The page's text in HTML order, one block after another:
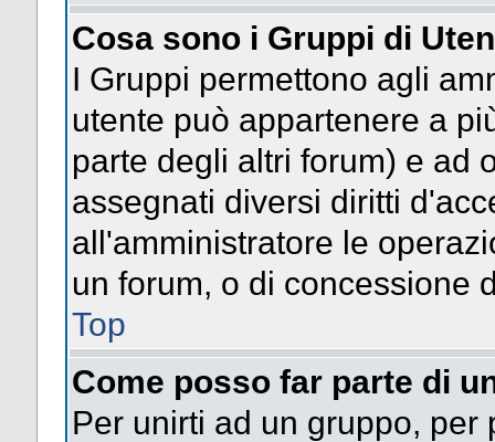
Cosa sono i Gruppi di
I Gruppi permettono agli
utente può appartenere a
parte degli altri forum) e ad
assegnati diversi diritti
all'amministratore le
un forum, o di concessione
Top
Come posso far parte di
Per unirti ad un gruppo,